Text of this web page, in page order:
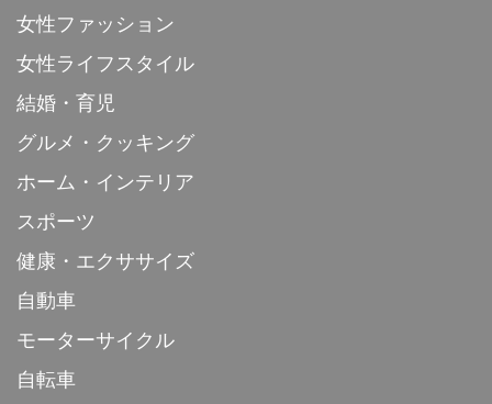
女性ファッション
女性ライフスタイル
結婚・育児
グルメ・クッキング
ホーム・インテリア
スポーツ
健康・エクササイズ
自動車
モーターサイクル
自転車